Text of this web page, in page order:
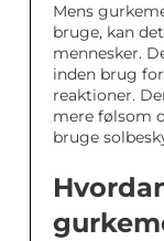
Mens
bruge, kan
mennesker.
inden brug
reaktioner.
mere følsom
bruge